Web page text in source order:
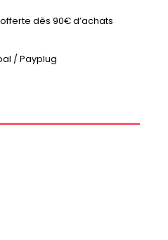
dès 90€ d’achats
/ Payplug